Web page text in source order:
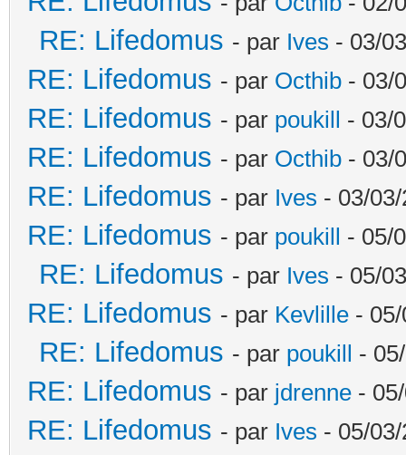
RE: Lifedomus - par Ives - 03/
RE: Lifedomus - par Octhib - 03/
RE: Lifedomus - par poukill - 03/
RE: Lifedomus - par Octhib - 03/
RE: Lifedomus - par Ives - 03/
RE: Lifedomus - par poukill - 05/
RE: Lifedomus - par Ives - 05/
RE: Lifedomus - par Kevlille -
RE: Lifedomus - par poukill -
RE: Lifedomus - par jdrenne -
RE: Lifedomus - par Ives - 05/